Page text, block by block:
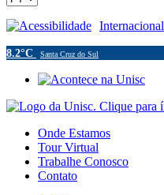
Acessibilidade Internacional
8.2°C Santa Cruz do Sul
Onde Estamos
Tour Virtual
Trabalhe Conosco
Contato